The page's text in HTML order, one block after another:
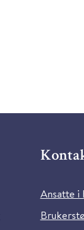
Ansatte